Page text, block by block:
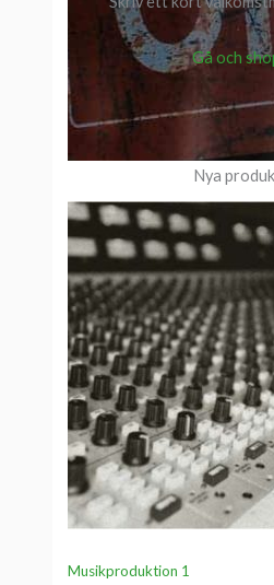
Gå och
Nya
Musikproduktion 1